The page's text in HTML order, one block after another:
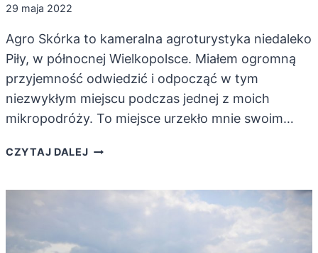
29 maja 2022
Agro Skórka to kameralna agroturystyka niedaleko
Piły, w północnej Wielkopolsce. Miałem ogromną
przyjemność odwiedzić i odpocząć w tym
niezwykłym miejscu podczas jednej z moich
mikropodróży. To miejsce urzekło mnie swoim…
CZYTAJ DALEJAGRO